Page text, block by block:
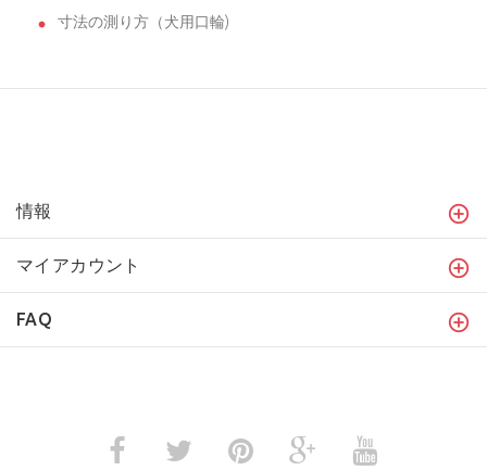
寸法の測り方（犬用口輪)
情報
マイアカウント
FAQ